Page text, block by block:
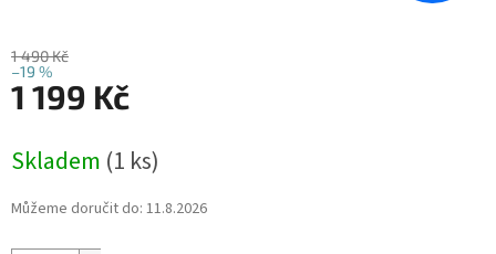
1 490 Kč
–19 %
1 199 Kč
cena:
Skladem (1 ks)
Můžeme doručit do: 11.8.2026